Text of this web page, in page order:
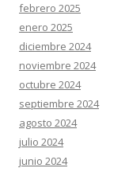
febrero 2025
enero 2025
diciembre 2024
noviembre 2024
octubre 2024
septiembre 2024
agosto 2024
julio 2024
junio 2024